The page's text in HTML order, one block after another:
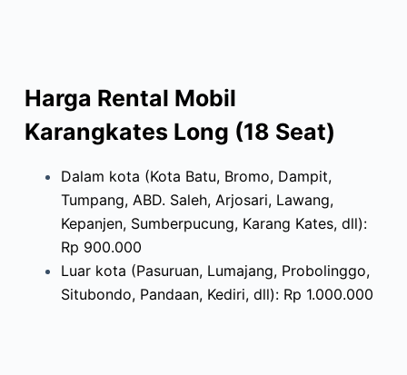
Harga Rental Mobil
Karangkates Long (18 Seat)
Dalam kota (Kota Batu, Bromo, Dampit,
Tumpang, ABD. Saleh, Arjosari, Lawang,
Kepanjen, Sumberpucung, Karang Kates, dll):
Rp 900.000
Luar kota (Pasuruan, Lumajang, Probolinggo,
Situbondo, Pandaan, Kediri, dll): Rp 1.000.000